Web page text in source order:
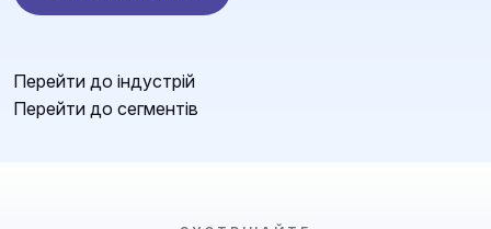
Перейти до індустрій
Перейти до сегментів